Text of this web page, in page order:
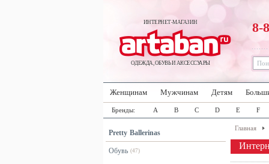
ИНТЕРНЕТ-МАГАЗИН
ОДЕЖДА, ОБУВЬ И АКСЕССУАРЫ
8-
Женщинам Мужчинам Детям
Бренды: A B C D E F
Pretty Ballerinas
Обувь (47)
Главная